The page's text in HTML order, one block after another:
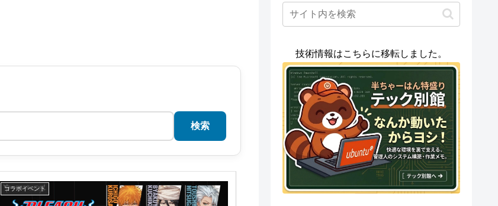
検索
コラボイベント
技術情報はこちらに移転しました。